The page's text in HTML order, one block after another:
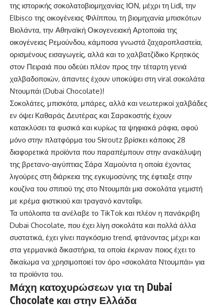
της ιστορικής σοκολατοβιομηχανίας ΙΟΝ, μέχρι τη Lidl, την
Elbisco της οικογένειας Φιλίππου, τη βιομηχανία μπισκότων
Βιολάντα, την Αθηναϊκή Οικογενειακή Αρτοποιία της
οικογένειας Ρεμούνδου, κάμποσα γνωστά ζαχαροπλαστεία,
ορισμένους εισαγωγείς, αλλά και το χαλβατζίδικο Κρητικός
στον Πειραιά που οδεύει πλέον προς την τέταρτη γενιά
χαλβαδοποιών, άπαντες έχουν υποκύψει στη viral σοκολάτα
Ντουμπάι (Dubai Chocolate)!
Σοκολάτες, μπισκότα, μπάρες, αλλά και νεωτερικοί χαλβάδες
εν όψει Καθαράς Δευτέρας και Σαρακοστής έχουν
κατακλύσει τα φυσικά και κυρίως τα ψηφιακά ράφια, αφού
μόνο στην πλατφόρμα του Skroutz βρίσκει κάποιος 28
διαφορετικά προϊόντα που παραπέμπουν στην ανακάλυψη
της βρετανο-αιγύπτιας Σάρα Χαμούντα η οποία έχοντας
λιγούρες στη διάρκεια της εγκυμοσύνης της έφτιαξε στην
κουζίνα του σπιτιού της στο Ντουμπάι μια σοκολάτα γεμιστή
με κρέμα φιστικιού και τραγανό κανταΐφι.
Τα υπόλοιπα τα ανέλαβε το TikTok και πλέον η πανάκριβη
Dubai Chocolate, που έχει λίγη σοκολάτα και πολλά άλλα
συστατικά, έχει γίνει παγκόσμιο trend, φτάνοντας μέχρι και
στα γερμανικά δικαστήρια, τα οποία έκριναν ποιος έχει το
δικαίωμα να χρησιμοποιεί τον όρο «σοκολάτα Ντουμπάι» για
τα προϊόντα του.
Μάχη κατοχυρώσεων για τη Dubai
Chocolate και στην Ελλάδα